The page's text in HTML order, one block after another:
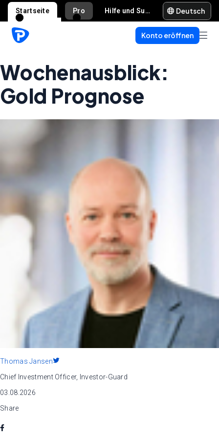
Startseite Pro Hilfe und Support Deutsch
Konto eröffnen
Wochenausblick:
Gold Prognose
Thomas Jansen
Chief Investment Officer, Investor-Guard
03.08.2026
Share